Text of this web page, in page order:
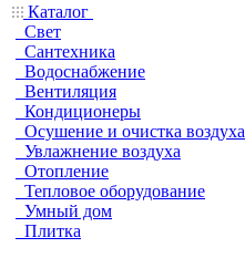
Каталог
Свет
Сантехника
Водоснабжение
Вентиляция
Кондиционеры
Осушение и очистка воздуха
Увлажнение воздуха
Отопление
Тепловое оборудование
Умный дом
Плитка